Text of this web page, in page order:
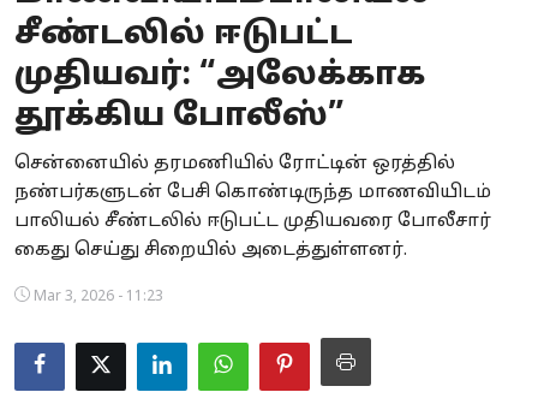
Business
Crime
National
World
Astrology
Spirituality
சீண்டலில் ஈடுபட்ட
முதியவர்: “அலேக்காக
தூக்கிய போலீஸ்”
சென்னையில் தரமணியில் ரோட்டின் ஒரத்தில்
நண்பர்களுடன் பேசி கொண்டிருந்த மாணவியிடம்
பாலியல் சீண்டலில் ஈடுபட்ட முதியவரை போலீசார்
கைது செய்து சிறையில் அடைத்துள்ளனர்.
Mar 3, 2026 - 11:23